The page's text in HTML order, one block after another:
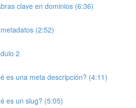
clave en dominios (6:36)
(2:52)
2
es una meta descripción? (4:11)
es un slug? (5:05)